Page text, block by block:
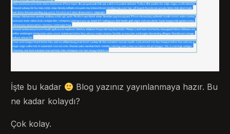
İşte bu kadar
Blog yazınız yayınlanmaya hazır. Bu
ne kadar kolaydı?
Çok kolay.